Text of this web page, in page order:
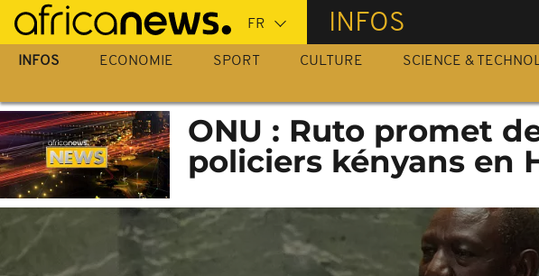
Passer
au
contenu
INFOS
INFOS ECONOMIE SPORT CULTURE SCIENCE &
ONU : Ruto promet
policiers kényans en